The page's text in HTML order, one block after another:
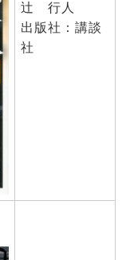
辻 行人
出版社：講談
社